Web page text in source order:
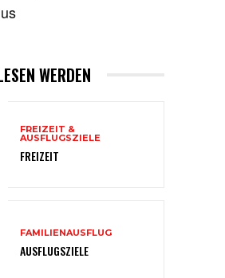
WERDEN
FREIZEIT &
AUSFLUGSZIELE
FREIZEIT
FAMILIENAUSFLUG
AUSFLUGSZIELE